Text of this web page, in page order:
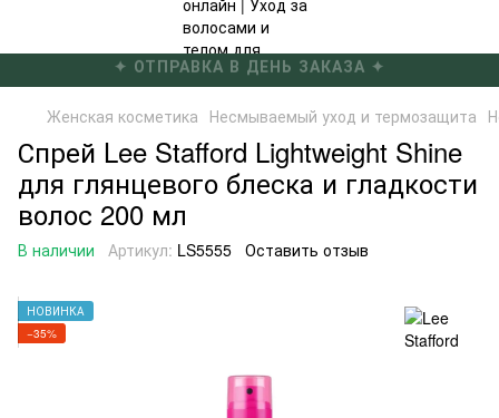
✦ БЕСПЛАТНАЯ ДОСТАВКА ОТ 4000 ГРН ✦
Женская косметика Несмываемый уход и термозащита
Спрей Lee Stafford Lightweight Shine
для глянцевого блеска и гладкости
волос 200 мл
В наличии Артикул: LS5555 Оставить отзыв
НОВИНКА
−35%